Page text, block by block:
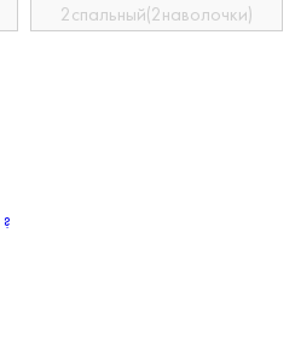
2спальный(2наволочки)
?